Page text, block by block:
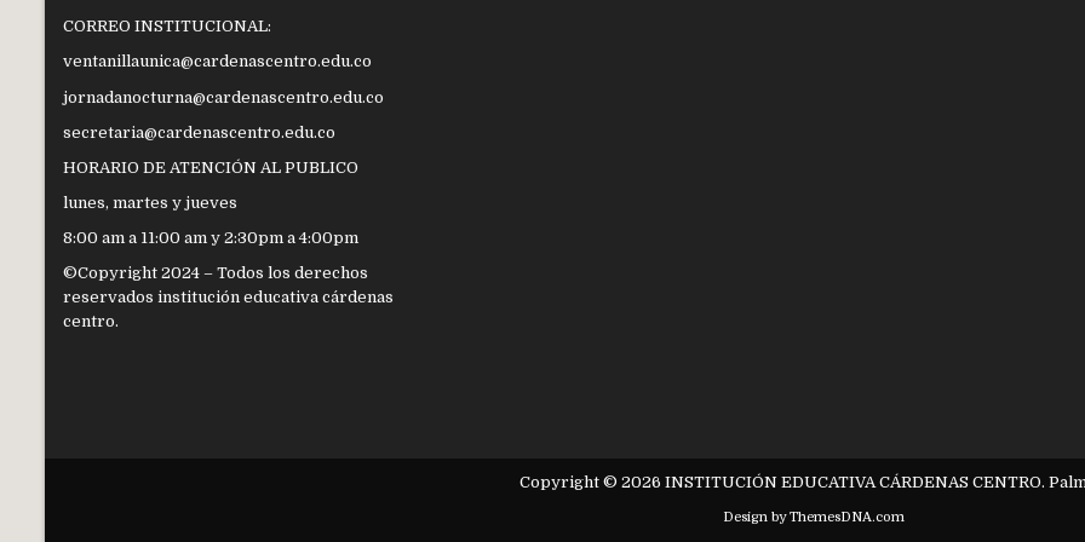
CORREO INSTITUCIONAL:
ventanillaunica@cardenascentro.edu.co
jornadanocturna@cardenascentro.edu.co
secretaria@cardenascentro.edu.co
HORARIO DE ATENCIÓN AL PUBLICO
lunes, martes y jueves
8:00 am a 11:00 am y 2:30pm a 4:00pm
©Copyright 2024 – Todos los derechos
reservados institución educativa cárdenas
centro.
Copyright © 2026 INSTITUCIÓN EDUCATIVA CÁRDENAS CENTRO.
Design by ThemesDNA.com